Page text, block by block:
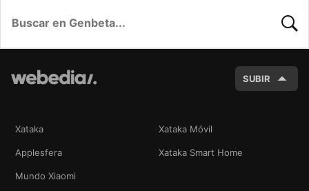
SUBIR
Xataka Xataka Móvil
Applesfera Xataka Smart Home
Mundo Xiaomi